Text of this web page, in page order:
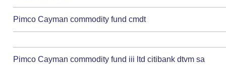
Pimco Cayman commodity fund cmdt
Pimco Cayman commodity fund iii ltd citibank dtvm sa